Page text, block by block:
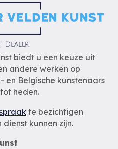
biedt u een keuze uit
andere werken op
en Belgische kunstenaars
heden.
te bezichtigen
kunnen zijn.